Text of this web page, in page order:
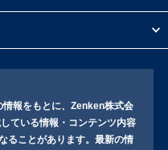
報をもとに、Zenken株式会
ている情報・コンテンツ内容
ることがあります。最新の情